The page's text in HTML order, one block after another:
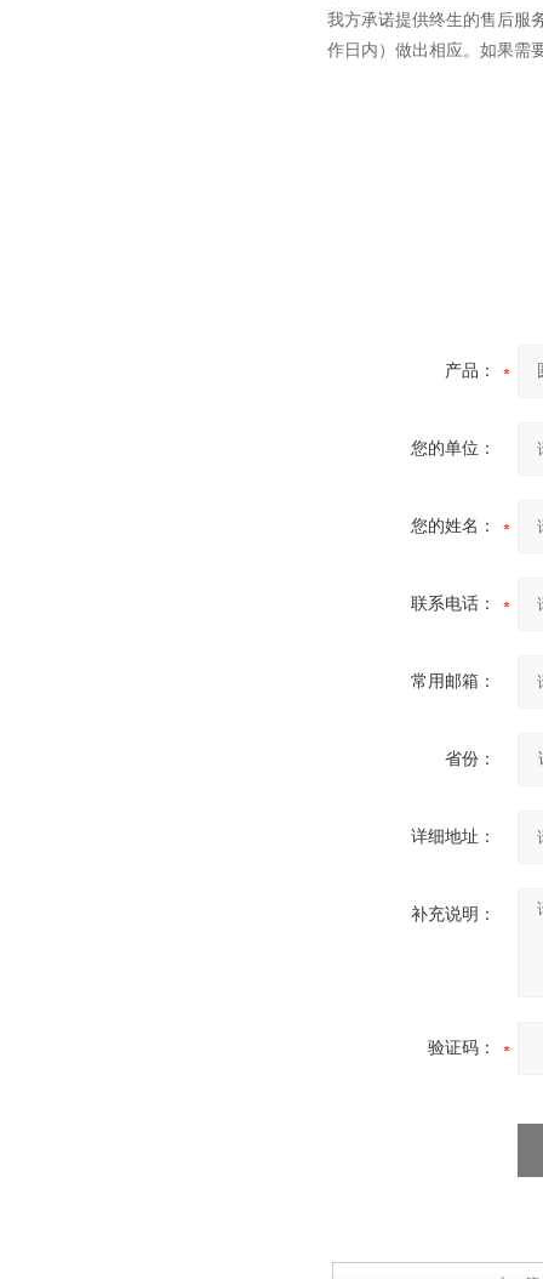
我方承诺提供终生的售后服
作日内）做出相应。如果需
产品：
您的单位：
您的姓名：
联系电话：
常用邮箱：
省份：
详细地址：
补充说明：
验证码：